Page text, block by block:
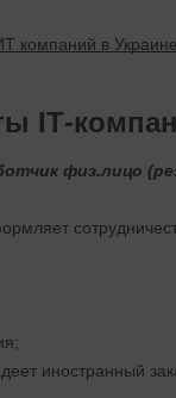
компаний в Украине
ІТ-
физ.лицо
иностранный